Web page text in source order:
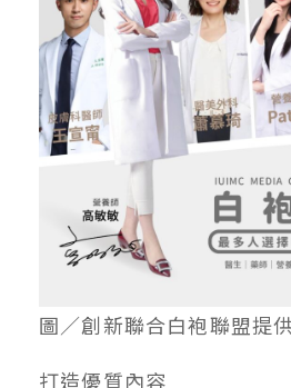
圖／創新聯合白袍聯盟提供
打造優質內容